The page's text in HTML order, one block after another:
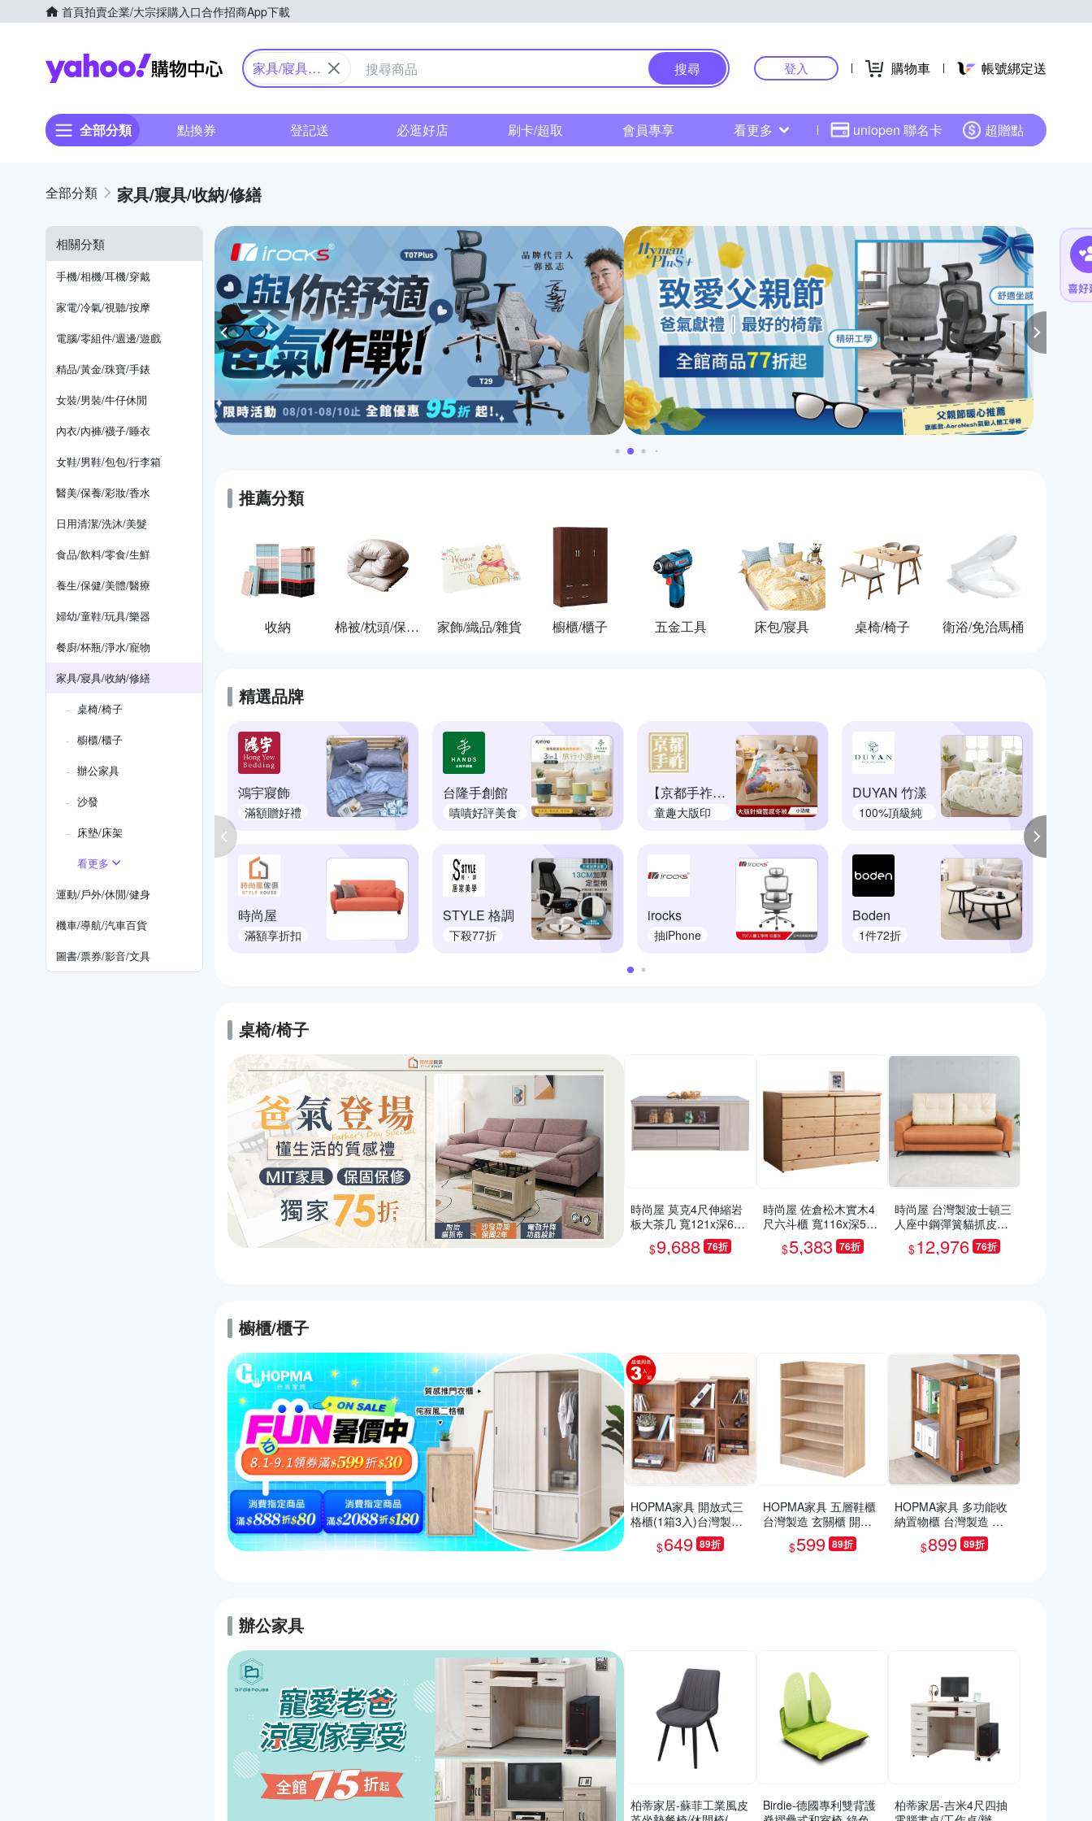
首頁拍賣企業/大宗採購入口合作招商App下載
Yahoo購物中心
家具/寢具/
搜尋 登入 購物車 帳號綁定送
全部分類 點換券 登記送 必逛好店 刷卡/超取 會員專享 看更多 uniopen 聯名卡 超贈點
家具/寢具/收納/修繕
相關分類
手機/相機/耳機/穿戴
家電/冷氣/視聽/按摩
電腦/零組件/週邊/遊戲
精品/黃金/珠寶/手錶
女裝/男裝/牛仔休閒
內衣/內褲/襪子/睡衣
女鞋/男鞋/包包/行李箱
醫美/保養/彩妝/香水
日用清潔/洗沐/美髮
食品/飲料/零食/生鮮
養生/保健/美體/醫療
婦幼/童鞋/玩具/樂器
餐廚/杯瓶/淨水/寵物
家具/寢具/收納/修繕
桌椅/椅子
櫥櫃/櫃子
辦公家具
沙發
床墊/床架
看更多
運動/戶外/休閒/健身
機車/導航/汽車百貨
圖書/票券/影音/文具
推薦分類
收納 棉被/枕頭/保潔墊 家飾/織品/雜貨 櫥櫃/櫃子 五金工具 床包/寢具 桌椅/椅子 衛浴/免治馬桶
精選品牌
鴻宇寢飾
滿額贈好禮
台隆手創館
嘖嘖好評美食
【京都手祚】日系
童趣大版印
DUYAN 竹漾
100%頂級純
時尚屋
滿額享折扣
STYLE 格調
下殺77折
irocks
抽iPhone
Boden
1件72折
桌椅/椅子
時尚屋 莫克4尺伸縮岩
板大茶几 寬121x深60x
高52.6公分-台灣製/免
組裝/茶几
$9,688 76折
時尚屋 佐倉松木實木4
尺六斗櫃 寬116x深58x
高76cm
$5,383 76折
時尚屋 台灣製波士頓三
人座中鋼彈簧貓抓皮沙
發 免運免組(共10色)
$12,976 76折
櫥櫃/櫃子
HOPMA家具 開放式三
格櫃(1箱3入)台灣製造
收納置物櫃 儲藏玄關櫃
展示空櫃-寬40.5 x深2
$649 89折
HOPMA家具 五層鞋櫃
台灣製造 玄關櫃 開放
收納櫃 置物邊櫃 鞋架-
寬60 X 深32 X 高79.5c
$599 89折
HOPMA家具 多功能收
納置物櫃 台灣製造 桌
櫃 沙發邊櫃 滑輪 美背-
寬30 x深60x高69cm
$899 89折
辦公家具
柏蒂家居-蘇菲工業風皮
Birdie-德國專利雙背護
柏蒂家居-吉米4尺四抽